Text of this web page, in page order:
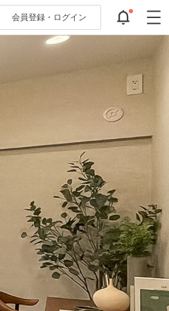
会員登録・ ログイン